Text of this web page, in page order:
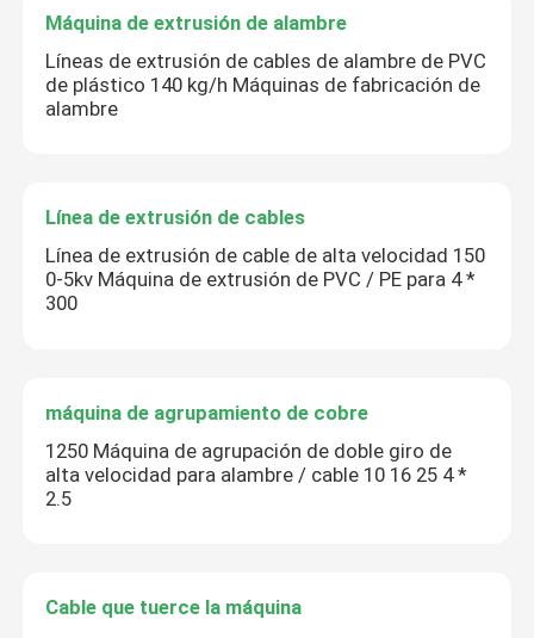
Máquina de extrusión de alambre
Líneas de extrusión de cables de alambre de PVC
de plástico 140 kg/h Máquinas de fabricación de
alambre
Línea de extrusión de cables
Línea de extrusión de cable de alta velocidad 150
0-5kv Máquina de extrusión de PVC / PE para 4 *
300
máquina de agrupamiento de cobre
1250 Máquina de agrupación de doble giro de
alta velocidad para alambre / cable 10 16 25 4 *
2.5
Cable que tuerce la máquina